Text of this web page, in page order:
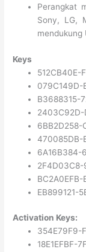
Perangkat
Sony, LG,
mendukung
Keys
512CB40E-
079C149D-
B3688315-
2403C92D-
6BB2D258-
470085DB-
6A16B384-
2F4D03C8-
EB899121-
Activation Keys:
354E79F9-
18E1EFBF-